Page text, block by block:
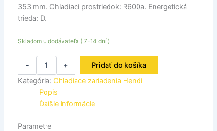
353 mm. Chladiaci prostriedok: R600a. Energetická
trieda: D.
Skladom u dodávateľa ( 7-14 dní )
- +
Pridať do košíka
Kategória: Chladiace zariadenia Hendi
Popis
Ďalšie informácie
Parametre